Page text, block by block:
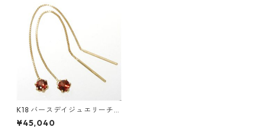
K18 バースデイジュエリーチェ
ーンピアス ガーネット(1月) ア
¥45,040